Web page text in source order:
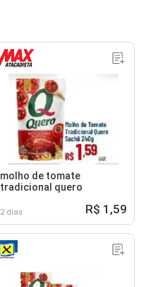
molho de tomate
tradicional quero
2 dias R$ 1,59